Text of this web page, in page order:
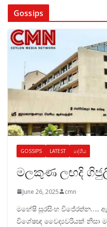
Gossips
GOSSIPS LATEST දේශීය
මලකුණ ලඟදි
June 26, 2025 cmn
මහේෂි සූරසිංහ විජේරත්න…..
විශේෂඥ වෛද්‍යවරියක් නිසා